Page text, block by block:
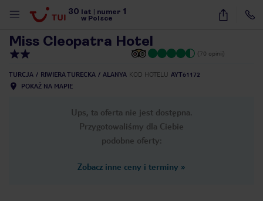
30 lat numer 1
w Polsce
44
Miss Cleopatra Hotel
(70 opinii)
TURCJA RIWIERA TURECKA ALANYA KOD HOTELU AYT61172
POKAŻ NA MAPIE
Ups, ta oferta nie jest dostępna.
Przygotowaliśmy dla Ciebie
podobne oferty:
Zobacz inne ceny i terminy »